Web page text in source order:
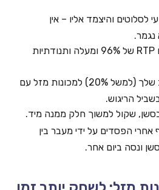
לסלוטים והיצמד אליו – אין
התמקד במכונות מזל עם RTP של 96% ומעלה ותנודתיות
הקצה רק חלק מהתקציב שלך (למשל 20%) למכונות מזל עם
הריגוש.
שקול למשוך חלק ממנה מיד.
הפסדים על ידי מעבר בין
ונסה ביום אחר.